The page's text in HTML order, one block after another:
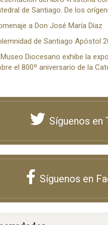
de Santiago. De los
a Don José María Díaz
de Santiago Apóstol
Museo Diocesano exhibe la
el 800º aniversario de la
Síguenos en
Síguenos en